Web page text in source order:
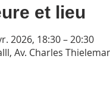
et lieu
2026, 18:30 – 20:30
Av. Charles